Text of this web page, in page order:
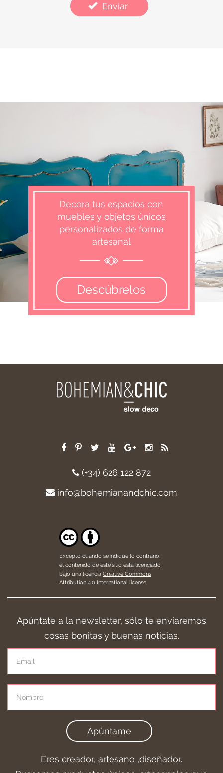
Enviar
Decora tus espacios con
muebles y objetos únicos
personalizados de forma
artesanal
Descúbrelos
(+34) 626 122 872
info@bohemianandchic.com
Excepto cuando se indique lo contrario,
el contenido de este sitio está licenciado
bajo una licencia Creative Commons
Attribution 4.0 International license.
Apúntate a la newsletter, sólo te enviaremos
cosas bonitas y buenas noticias.
Apúntame
Eres creador, artesano ,diseñador.